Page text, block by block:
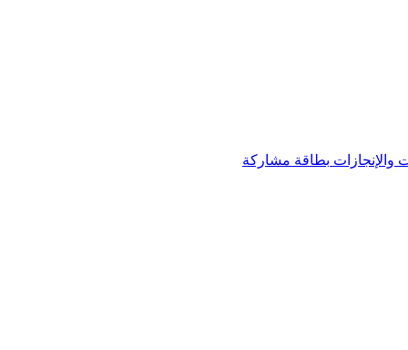
والإنجازات بطاقة مشاركة